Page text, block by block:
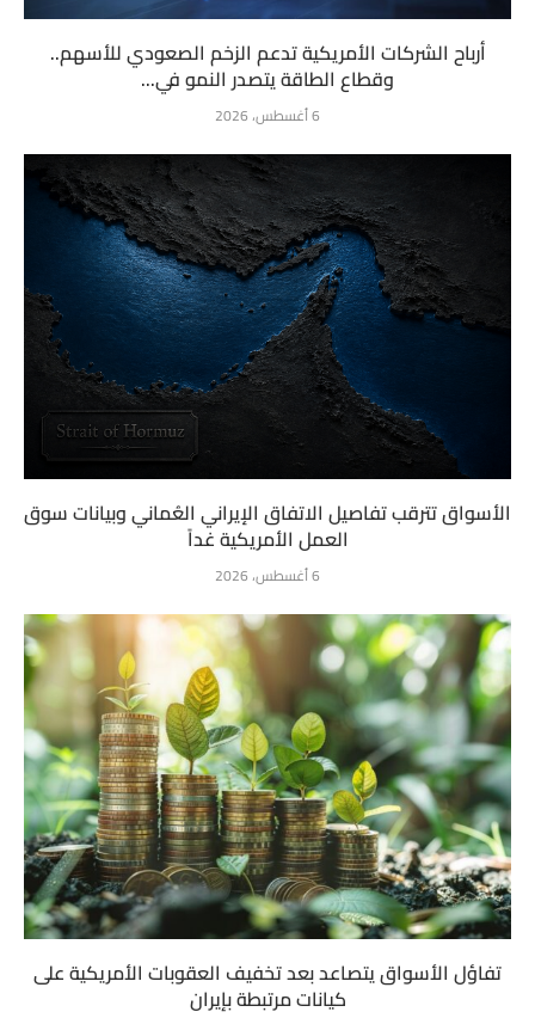
أرباح الشركات الأمريكية تدعم الزخم الصعودي للأسهم..
وقطاع الطاقة يتصدر النمو في...
6 أغسطس، 2026
الأسواق تترقب تفاصيل الاتفاق الإيراني العُماني وبيانات سوق
العمل الأمريكية غداً
6 أغسطس، 2026
تفاؤل الأسواق يتصاعد بعد تخفيف العقوبات الأمريكية على
كيانات مرتبطة بإيران